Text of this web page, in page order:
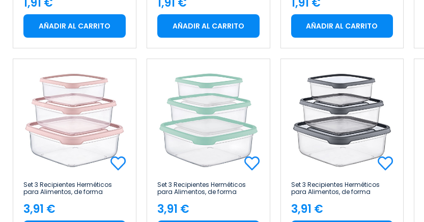
Precio
AÑADIR AL CARRITO
Precio
AÑADIR AL CARRITO
Precio
AÑADIR AL CARRITO
Set 3 Recipientes Herméticos
para Alimentos, de forma
Precio
3,91 €
Set 3 Recipientes Herméticos
para Alimentos, de forma
Precio
3,91 €
Set 3 Recipientes Herméticos
para Alimentos, de forma
Precio
3,91 €